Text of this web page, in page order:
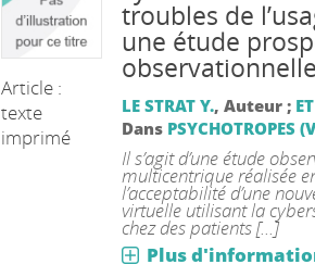
Article :
texte
imprimé
troubles de
une étude
LE STRAT Y., Auteur ;
Dans PSYCHOTROPES
Il ­­s’agit ­­d’une étude
multicentrique réalisée
l’acceptabilité ­­d’une
virtuelle utilisant la
chez des patients [...]
Plus